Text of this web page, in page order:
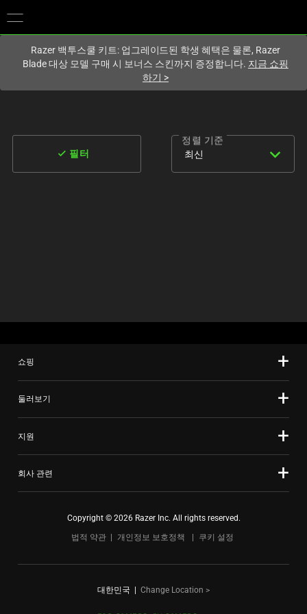
Razer 백투스쿨 키트: 업그레이드된 학생 혜택은 물론, Razer
Blade 대상 모델 구매 시 보너스 스킨까지 증정합니다. 지금 쇼핑
하기 >
done 필터
정렬 기준
expand_more
최신
쇼핑
둘러보기
지원
회사 관련
Copyright © 2026 Razer Inc. All rights reserved.
법적 약관
개인정보 보호정책 쿠키 설정
대한민국 Change Location >